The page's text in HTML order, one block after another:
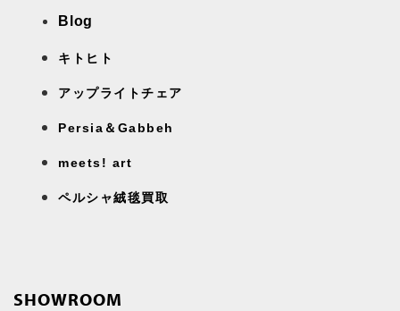
Blog
キトヒト
アップライトチェア
Persia＆Gabbeh
meets! art
ペルシャ絨毯買取
SHOWROOM